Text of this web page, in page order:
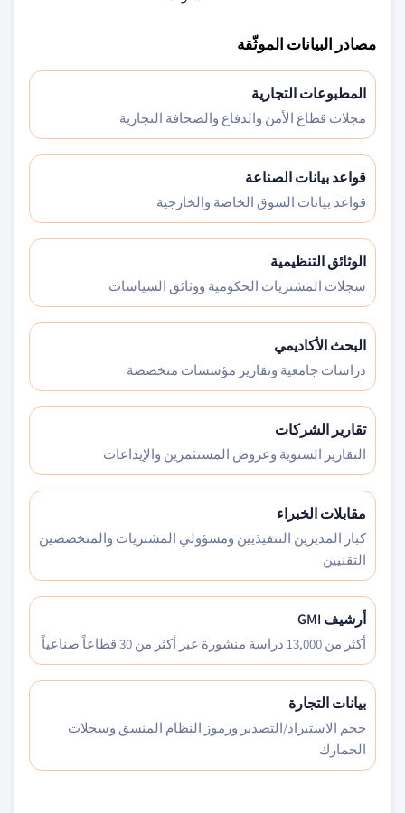
مصادر البيانات الموثّقة
المطبوعات التجارية
مجلات قطاع الأمن والدفاع والصحافة التجارية
قواعد بيانات الصناعة
قواعد بيانات السوق الخاصة والخارجية
الوثائق التنظيمية
سجلات المشتريات الحكومية ووثائق السياسات
البحث الأكاديمي
دراسات جامعية وتقارير مؤسسات متخصصة
تقارير الشركات
التقارير السنوية وعروض المستثمرين والإيداعات
مقابلات الخبراء
كبار المديرين التنفيذيين ومسؤولي المشتريات والمتخصصين
التقنيين
أرشيف GMI
أكثر من 13,000 دراسة منشورة عبر أكثر من 30 قطاعاً صناعياً
بيانات التجارة
حجم الاستيراد/التصدير ورموز النظام المنسق وسجلات
الجمارك